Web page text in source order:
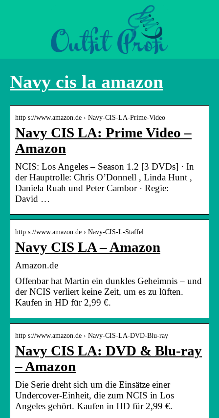
Navy cis la amazon
http s://www.amazon.de › Navy-CIS-LA-Prime-Video
Navy CIS LA: Prime Video –
Amazon
NCIS: Los Angeles – Season 1.2 [3 DVDs] · In
der Hauptrolle: Chris O’Donnell , Linda Hunt ,
Daniela Ruah und Peter Cambor · Regie:
David …
http s://www.amazon.de › Navy-CIS-L-Staffel
Navy CIS LA – Amazon
Amazon.de
Offenbar hat Martin ein dunkles Geheimnis – und
der NCIS verliert keine Zeit, um es zu lüften.
Kaufen in HD für 2,99 €.
http s://www.amazon.de › Navy-CIS-LA-DVD-Blu-ray
Navy CIS LA: DVD & Blu-ray
– Amazon
Die Serie dreht sich um die Einsätze einer
Undercover-Einheit, die zum NCIS in Los
Angeles gehört. Kaufen in HD für 2,99 €.